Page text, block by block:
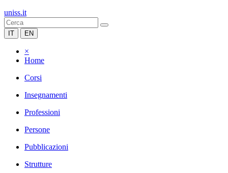
uniss.it
IT EN
×
Home
Corsi
Insegnamenti
Professioni
Persone
Pubblicazioni
Strutture